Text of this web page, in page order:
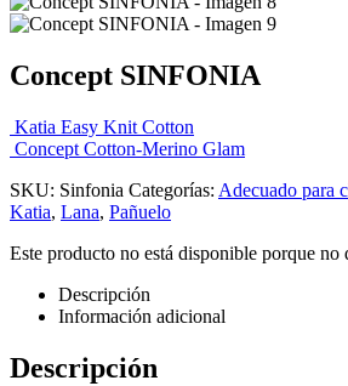
Concept SINFONIA
Katia Easy Knit Cotton
Concept Cotton-Merino Glam
SKU: Sinfonia Categorías: Adecuado para
Katia, Lana, Pañuelo
Este producto no está disponible porque no
Descripción
Información adicional
Descripción